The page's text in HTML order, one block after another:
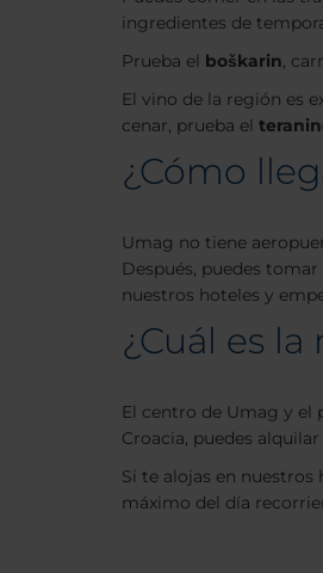
ingredientes de
Prueba el boškarin,
El vino de la región es
cenar, prueba el
¿Cómo
Umag no tiene
Después, puedes
nuestros hoteles y
¿Cuál es
El centro de Umag y el
Croacia, puedes
Si te alojas en nuestros
máximo del día